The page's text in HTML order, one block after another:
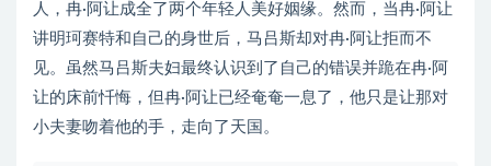
人，冉·阿让成全了两个年轻人美好姻缘。然而，当冉·阿让
讲明珂赛特和自己的身世后，马吕斯却对冉·阿让拒而不
见。虽然马吕斯夫妇最终认识到了自己的错误并跪在冉·阿
让的床前忏悔，但冉·阿让已经奄奄一息了，他只是让那对
小夫妻吻着他的手，走向了天国。